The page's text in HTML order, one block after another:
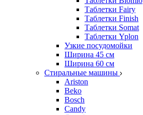
Таблетки Fairy
Таблетки Finish
Таблетки Somat
Таблетки Yplon
Узкие посудомойки
Ширина 45 см
Ширина 60 см
Стиральные машины
Ariston
Beko
Bosch
Candy